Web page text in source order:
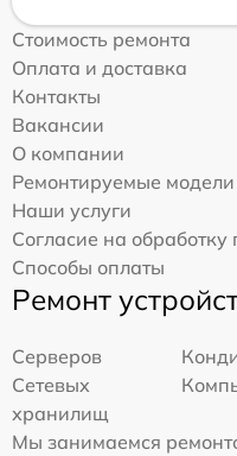
Стоимость ремонта
Оплата и доставка
Контакты
Вакансии
О компании
Ремонтируемые модели
Наши услуги
Согласие на
Способы оплаты
Ремонт
Серверов
Сетевых
хранилищ
Мы занимаемся